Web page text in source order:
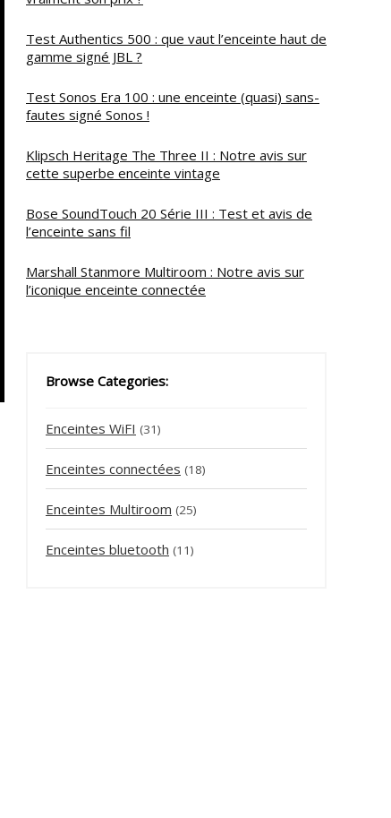
Test Authentics 500 : que vaut l’enceinte haut de
gamme signé JBL ?
Test Sonos Era 100 : une enceinte (quasi) sans-
fautes signé Sonos !
Klipsch Heritage The Three II : Notre avis sur
cette superbe enceinte vintage
Bose SoundTouch 20 Série III : Test et avis de
l’enceinte sans fil
Marshall Stanmore Multiroom : Notre avis sur
l’iconique enceinte connectée
Browse Categories:
Enceintes WiFI (31)
Enceintes connectées (18)
Enceintes Multiroom (25)
Enceintes bluetooth (11)